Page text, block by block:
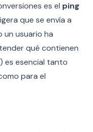
es el ping
que se envía a
un usuario ha
qué contienen
es esencial tanto
para el